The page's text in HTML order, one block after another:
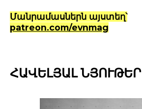
Մանրամասներն այստեղ՝
patreon.com/evnmag
ՀԱՎԵԼՅԱԼ ՆՅՈՒԹԵՐ